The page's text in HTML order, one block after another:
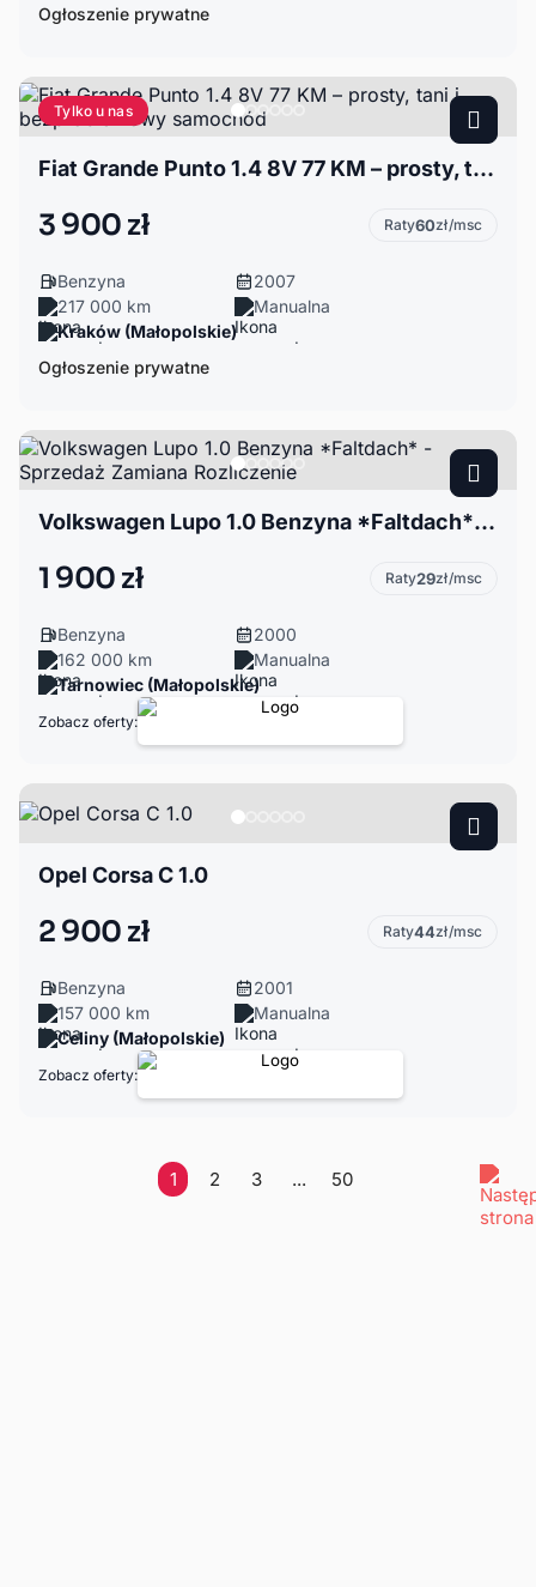
Ogłoszenie prywatne
Tylko u nas
Fiat Grande Punto 1.4 8V 77 KM – prosty, tani i bezproblemowy samochód
3 900 zł Raty60zł/msc
Benzyna
2007
217 000 km
Manualna
Kraków (Małopolskie)
Ogłoszenie prywatne
Volkswagen Lupo 1.0 Benzyna *Faltdach* - Sprzedaż Zamiana Rozliczenie
1 900 zł Raty29zł/msc
Benzyna
2000
162 000 km
Manualna
Tarnowiec (Małopolskie)
Zobacz oferty:
Opel Corsa C 1.0
2 900 zł Raty44zł/msc
Benzyna
2001
157 000 km
Manualna
Celiny (Małopolskie)
Zobacz oferty:
1 2 3 ... 50